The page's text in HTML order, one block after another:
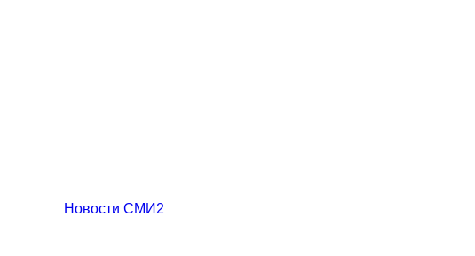
Новости СМИ2